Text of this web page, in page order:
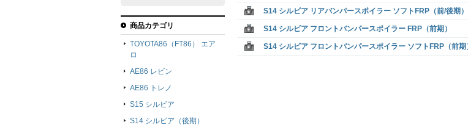
S14 シルビア リアバンパースポイラー ソフトFRP（前/後期）
S14 シルビア フロントバンパースポイラー FRP（前期）
S14 シルビア フロントバンパースポイラー ソフトFRP（前期
商品カテゴリ
TOYOTA86（FT86） エア
ロ
AE86 レビン
AE86 トレノ
S15 シルビア
S14 シルビア（後期）